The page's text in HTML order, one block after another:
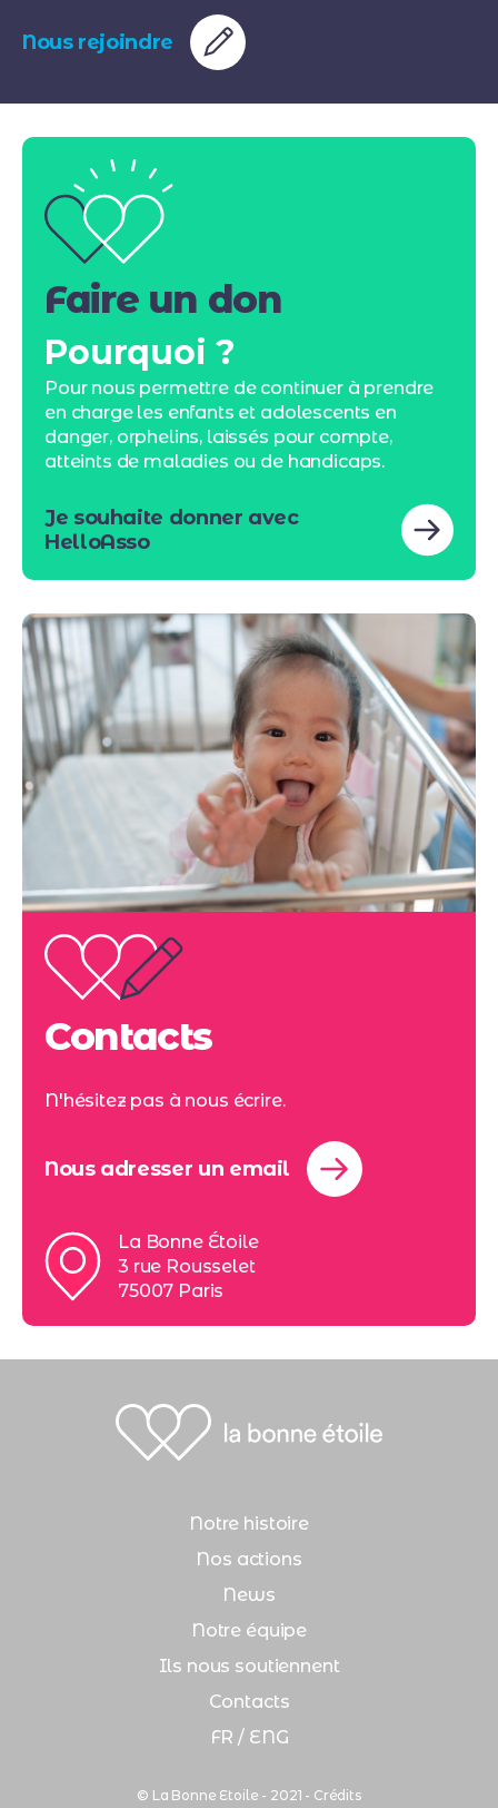
Nous rejoindre
Faire un don
Pourquoi ?
Pour nous permettre de continuer à prendre
en charge les enfants et adolescents en
danger, orphelins, laissés pour compte,
atteints de maladies ou de handicaps.
Je souhaite donner avec
HelloAsso
Contacts
N'hésitez pas à nous écrire.
Nous adresser un email
La Bonne Étoile
3 rue Rousselet
75007 Paris
Notre histoire
Nos actions
News
Notre équipe
Ils nous soutiennent
Contacts
FR / ENG
© La Bonne Etoile - 2021 - Crédits